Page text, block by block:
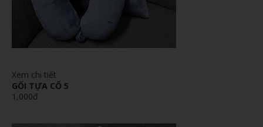
Xem chi tiết
GỐI TỰA CỔ 5
1,000đ